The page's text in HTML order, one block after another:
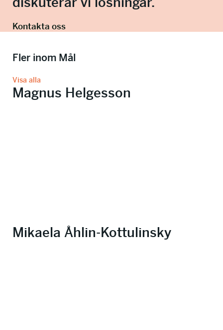
Kontakta oss
Fler inom Mål
Visa alla
Magnus Helgesson
Mikaela Åhlin-Kottulinsky